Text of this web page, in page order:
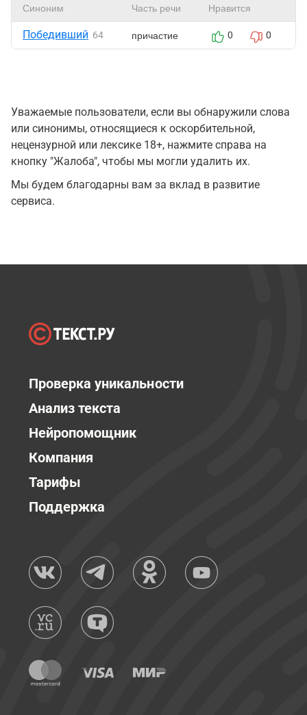
Синоним Часть речи Нравится
Победивший 64 причастие 0 0
Уважаемые пользователи, если вы обнаружили слова
или синонимы, относящиеся к оскорбительной,
нецензурной или лексике 18+, нажмите справа на
кнопку "Жалоба", чтобы мы могли удалить их.
Мы будем благодарны вам за вклад в развитие
сервиса.
Проверка уникальности
Анализ текста
Нейропомощник
Компания
Тарифы
Поддержка